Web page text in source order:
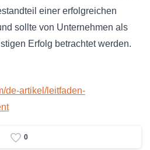
einer erfolgreichen
sollte von Unternehmen als
Erfolg betrachtet werden.
de-artikel/leitfaden-
0